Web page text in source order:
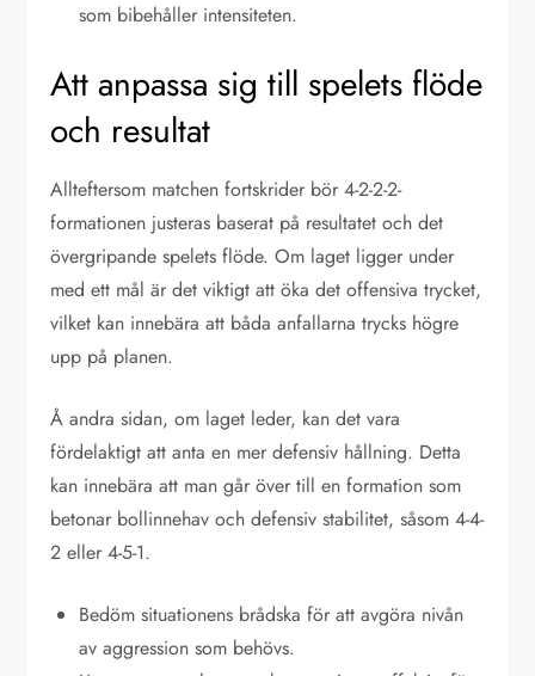
som bibehåller intensiteten.
Att anpassa sig till spelets flöde
och resultat
Allteftersom matchen fortskrider bör 4-2-2-2-
formationen justeras baserat på resultatet och det
övergripande spelets flöde. Om laget ligger under
med ett mål är det viktigt att öka det offensiva trycket,
vilket kan innebära att båda anfallarna trycks högre
upp på planen.
Å andra sidan, om laget leder, kan det vara
fördelaktigt att anta en mer defensiv hållning. Detta
kan innebära att man går över till en formation som
betonar bollinnehav och defensiv stabilitet, såsom 4-4-
2 eller 4-5-1.
Bedöm situationens brådska för att avgöra nivån
av aggression som behövs.